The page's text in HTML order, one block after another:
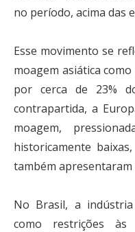
no período, acima das
Esse movimento se
moagem asiática
por cerca de 23%
contrapartida, a
moagem,
historicamente
também
No Brasil, a
como restrições às